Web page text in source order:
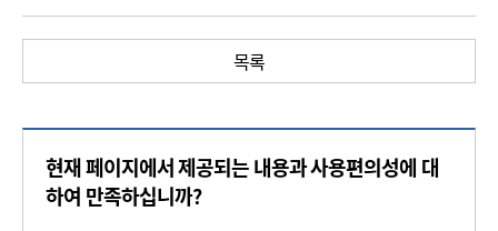
목록
현재 페이지에서 제공되는 내용과 사용편의성에 대
하여 만족하십니까?